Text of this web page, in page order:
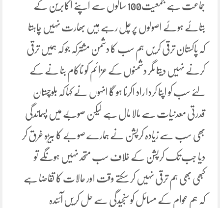
جماعت ہے جمعیت100 سالوں سے اپنے اکابرین کے
بتائے ہوئے اصولوں پر چل رہے ہیں بھارت نہیں چاہتا
کہ پاکستان ترقی کریں ہم سب کا دشمن مشترکہ جو کہ ہمیں ترقی
کرنے نہیں دیتا مگر دشمنوں کے عزائم کو ناکام بنا نے کے
لئے سب کو اپنا کردا راد اکرنا ہو گا انہوں نے کہا کہ بلوچستان
قدرتی معدنیات سے مالا مال ہے لیکن صوبے میں پسماندگی
بھی سب سے زیادہ کرپشن نے ہمارے صوبے کا بیڑہ غرق کر
دیا جب تک کرپشن کے خلاف سب متحد نہیں ہونگے تو
کبھی بھی ہم ترقی نہیں کر سکتے وقت اور حالات کا تقاضا ہے
کہ ہم عوام کے مسائل کو سنجیدگی سے حل کریں آئندہ